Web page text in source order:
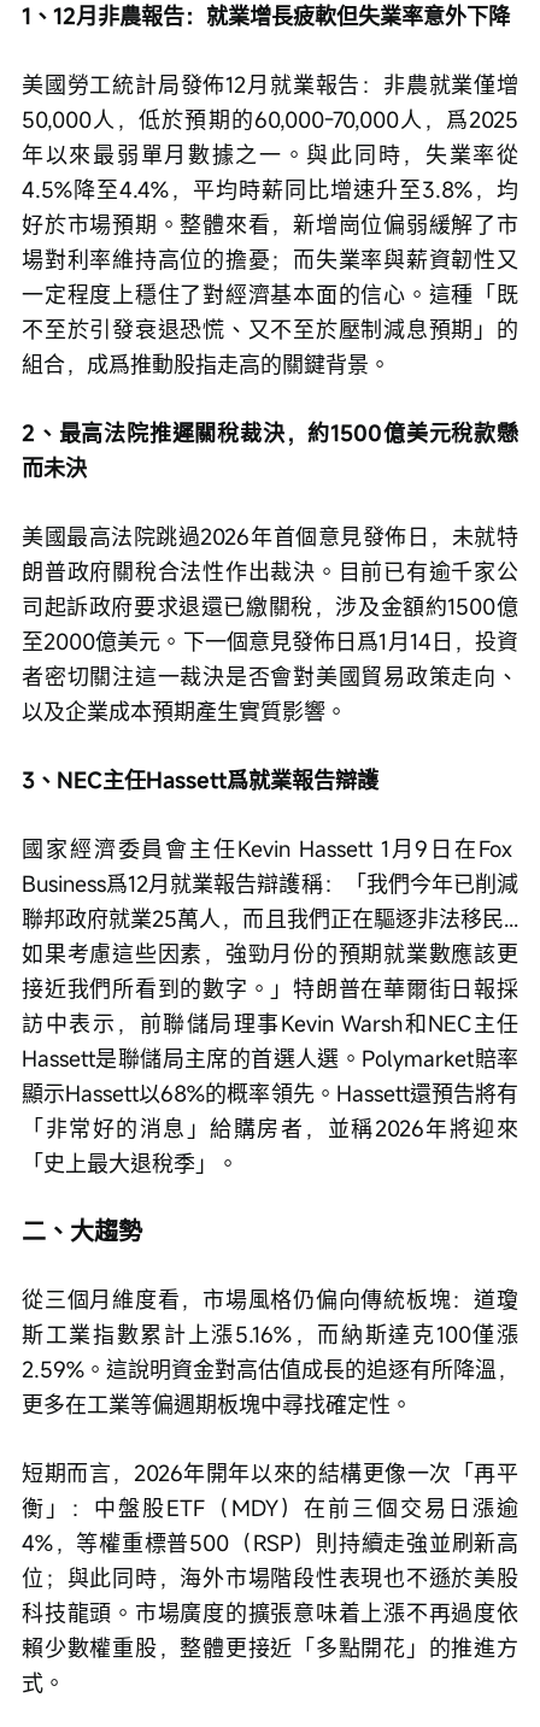
1、12月非農報告：就業增長疲軟但失業率意外下降
美國勞工統計局發佈12月就業報告：非農就業僅增
50,000人，低於預期的60,000-70,000人，爲2025
年以來最弱單月數據之一。與此同時，失業率從
4.5%降至4.4%，平均時薪同比增速升至3.8%，均
好於市場預期。整體來看，新增崗位偏弱緩解了市
場對利率維持高位的擔憂；而失業率與薪資韌性又
一定程度上穩住了對經濟基本面的信心。這種「既
不至於引發衰退恐慌、又不至於壓制減息預期」的
組合，成爲推動股指走高的關鍵背景。
2、最高法院推遲關稅裁決，約1500億美元稅款懸
而未決
美國最高法院跳過2026年首個意見發佈日，未就特
朗普政府關稅合法性作出裁決。目前已有逾千家公
司起訴政府要求退還已繳關稅，涉及金額約1500億
至2000億美元。下一個意見發佈日爲1月14日，投資
者密切關注這一裁決是否會對美國貿易政策走向、
以及企業成本預期產生實質影響。
3、NEC主任Hassett爲就業報告辯護
國家經濟委員會主任Kevin Hassett 1月9日在Fox
Business爲12月就業報告辯護稱：「我們今年已削減
聯邦政府就業25萬人，而且我們正在驅逐非法移民...
如果考慮這些因素，強勁月份的預期就業數應該更
接近我們所看到的數字。」特朗普在華爾街日報採
訪中表示，前聯儲局理事Kevin Warsh和NEC主任
Hassett是聯儲局主席的首選人選。Polymarket賠率
顯示Hassett以68%的概率領先。Hassett還預告將有
「非常好的消息」給購房者，並稱2026年將迎來
「史上最大退稅季」。
二、大趨勢
從三個月維度看，市場風格仍偏向傳統板塊：道瓊
斯工業指數累計上漲5.16%，而納斯達克100僅漲
2.59%。這說明資金對高估值成長的追逐有所降溫，
更多在工業等偏週期板塊中尋找確定性。
短期而言，2026年開年以來的結構更像一次「再平
衡」：中盤股ETF（MDY）在前三個交易日漲逾
4%，等權重標普500（RSP）則持續走強並刷新高
位；與此同時，海外市場階段性表現也不遜於美股
科技龍頭。市場廣度的擴張意味着上漲不再過度依
賴少數權重股，整體更接近「多點開花」的推進方
式。